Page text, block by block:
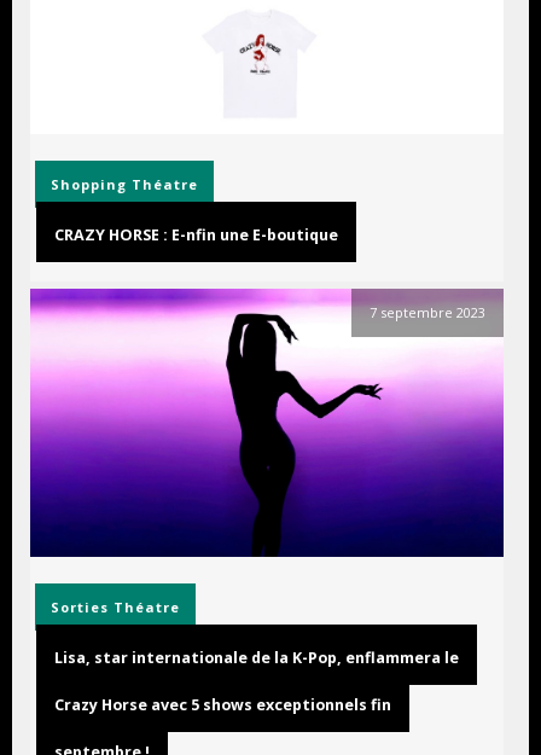
Shopping Théatre
CRAZY HORSE : E-nfin une E-boutique
7 septembre 2023
Sorties Théatre
Lisa, star internationale de la K-Pop, enflammera le
Crazy Horse avec 5 shows exceptionnels fin